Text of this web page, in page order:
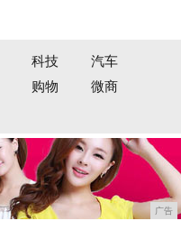
科技
汽车
购物
微商
广告